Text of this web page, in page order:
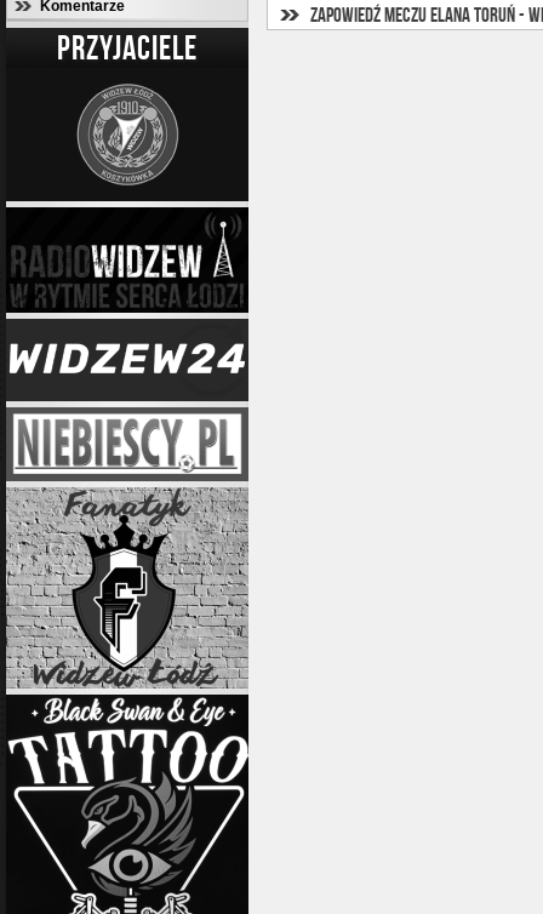
Komentarze
PRZYJACIELE
Zapowiedź meczu Elana Toruń -